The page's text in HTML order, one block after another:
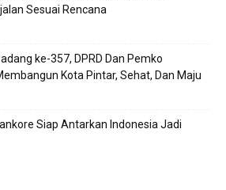
Sesuai Rencana
ke-357, DPRD Dan Pemko
Kota Pintar, Sehat, Dan Maju
Siap Antarkan Indonesia Jadi